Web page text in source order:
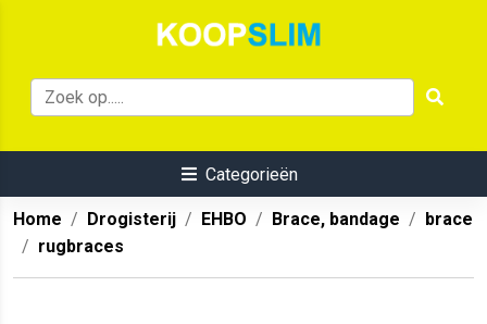
Categorieën
Home Drogisterij EHBO Brace, bandage
brace
rugbraces